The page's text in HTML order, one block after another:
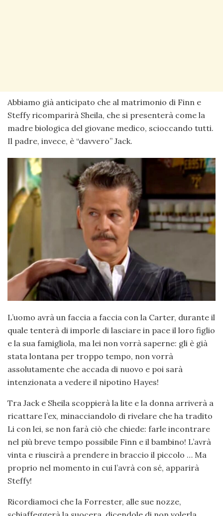
Abbiamo già anticipato che al matrimonio di Finn e
Steffy ricomparirà Sheila, che si presenterà come la
madre biologica del giovane medico, scioccando tutti.
Il padre, invece, è “davvero” Jack.
L’uomo avrà un faccia a faccia con la Carter, durante il
quale tenterà di imporle di lasciare in pace il loro figlio
e la sua famigliola, ma lei non vorrà saperne: gli è già
stata lontana per troppo tempo, non vorrà
assolutamente che accada di nuovo e poi sarà
intenzionata a vedere il nipotino Hayes!
Tra Jack e Sheila scoppierà la lite e la donna arriverà a
ricattare l’ex, minacciandolo di rivelare che ha tradito
Li con lei, se non farà ciò che chiede: farle incontrare
nel più breve tempo possibile Finn e il bambino! L’avrà
vinta e riuscirà a prendere in braccio il piccolo … Ma
proprio nel momento in cui l’avrà con sé, apparirà
Steffy!
Ricordiamoci che la Forrester, alle sue nozze,